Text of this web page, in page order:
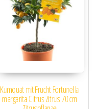
Kumquat mit Frucht Fortunella
margarita Citrus Zitrus 70 cm